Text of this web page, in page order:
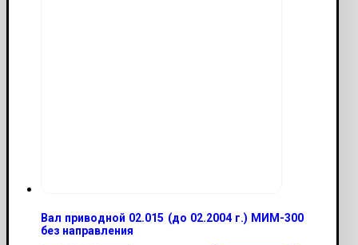
Вал приводной 02.015 (до 02.2004 г.) МИМ-300
без направления